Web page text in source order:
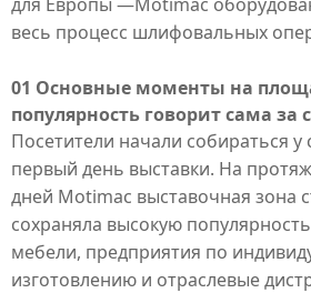
весь процесс шлифовальных
01 Основные моменты на
популярность говорит сама за
Посетители начали собираться у
первый день выставки. На
дней Motimac выставочная зона
сохраняла высокую
мебели, предприятия по
изготовлению и отраслевые